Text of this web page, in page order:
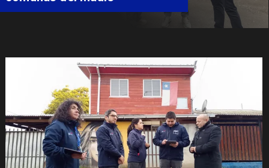
Síndrome de Intestino Corto